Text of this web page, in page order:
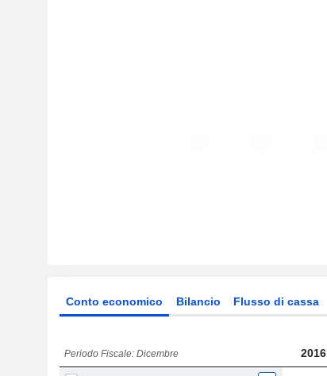
Conto economico Bilancio Flusso di cassa
Periodo Fiscale: Dicembre 2016